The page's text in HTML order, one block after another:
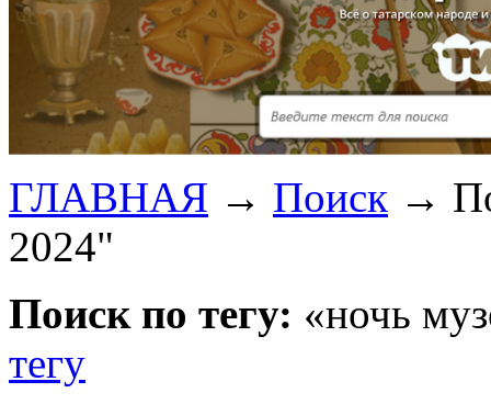
ГЛАВНАЯ → Поиск →
2024"
Поиск по тегу: «ночь
тегу